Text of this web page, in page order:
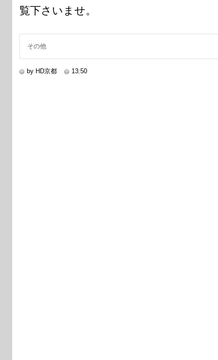
覧下さいませ。
その他
by HD京都 13:50